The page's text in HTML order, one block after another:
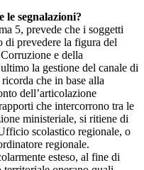
le segnalazioni?
5, prevede che i soggetti
di prevedere la figura del
e della
la gestione del canale di
che in base alla
dell’articolazione
che intercorrono tra le
ministeriale, si ritiene di
scolastico regionale, o
regionale.
esteso, al fine di